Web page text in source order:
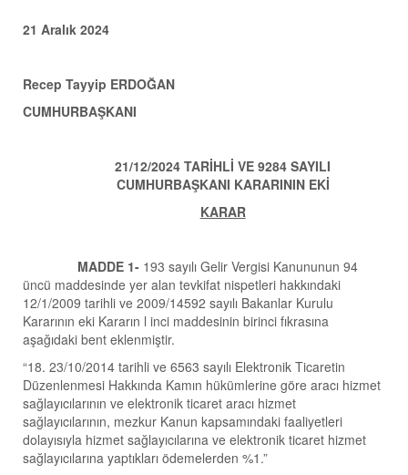
21 Aralık 2024
Recep Tayyip ERDOĞAN
CUMHURBAŞKANI
21/12/2024 TARİHLİ VE 9284 SAYILI
CUMHURBAŞKANI KARARININ EKİ
KARAR
MADDE 1- 193 sayılı Gelir Vergisi Kanununun 94
üncü maddesinde yer alan tevkifat nispetleri hakkındaki
12/1/2009 tarihli ve 2009/14592 sayılı Bakanlar Kurulu
Kararının eki Kararın l inci maddesinin birinci fıkrasına
aşağıdaki bent eklenmiştir.
“18. 23/10/2014 tarihli ve 6563 sayılı Elektronik Ticaretin
Düzenlenmesi Hakkında Kamın hükümlerine göre aracı hizmet
sağlayıcılarının ve elektronik ticaret aracı hizmet
sağlayıcılarının, mezkur Kanun kapsamındaki faaliyetleri
dolayısıyla hizmet sağlayıcılarına ve elektronik ticaret hizmet
sağlayıcılarına yaptıkları ödemelerden %1.”